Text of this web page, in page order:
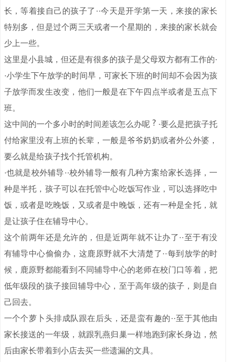
长，等着接自己的孩子了··今天是开学第一天，来接的家长
特别多，但是过个两三天或者一个星期的，来接的家长就会
少上一些。
这里是小县城，但还是有很多的孩子是父母双方都有工作的·
·小学生下午放学的时间早，可家长下班的时间却不会因为孩
子放学而发生改变，他们一般是在下午四点半或者是五点下
班。
这中间的一个多小时的时间差该怎么办呢
·要么是把孩子托
付给家里没有上班的长辈，一般是爷爷奶奶或者外公外婆，
要么就是给孩子找个托管机构。
·也就是校外辅导··校外辅导一般有几种方案给家长选择，一
种是半托，孩子可以在托管中心吃饭写作业，可以选择吃中
饭，或者是吃晚饭，又或者是中晚饭，还有一种是全托，就
是让孩子住在辅导中心。
这个前两年还是允许的，但是近两年就不让办了··至于有没
有辅导中心偷偷办，这鹿原野就不大清楚了··每到放学的时
候，鹿原野都能看到不同辅导中心的老师在校门口等着，把
低年级段的孩子接回辅导中心，至于高年级的孩子，则是自
己回去。
一个个萝卜头排成队跟在后头，还是蛮有趣的··至于其他由
家长接送的一年级，就跟乳燕归巢一样地跑到家长身边，然
后由家长带着到小店去买一些遗漏的文具。